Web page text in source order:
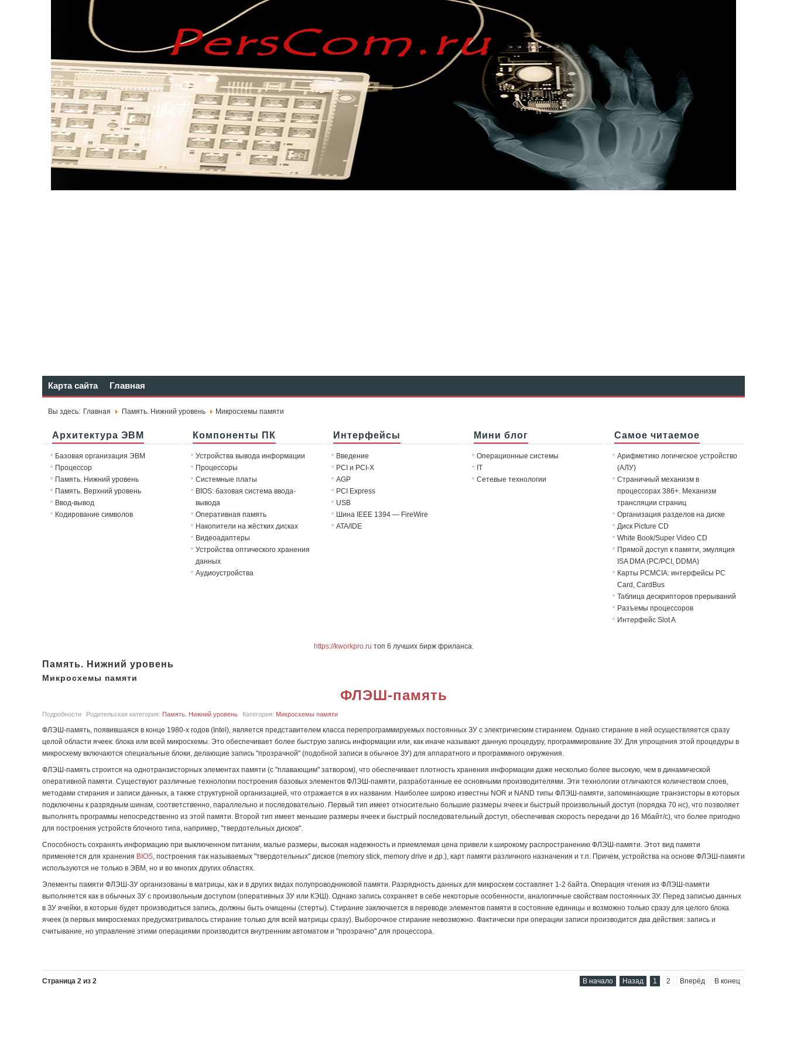
Карта сайта Главная
Вы здесь: Главная Память. Нижний уровень Микросхемы памяти
Архитектура ЭВМ
Базовая организация ЭВМ
Процессор
Память. Нижний уровень
Память. Верхний уровень
Ввод-вывод
Кодирование символов
Компоненты ПК
Устройства вывода информации
Процессоры
Системные платы
BIOS: базовая система ввода-
вывода
Оперативная память
Накопители на жёстких дисках
Видеоадаптеры
Устройства оптического хранения
данных
Аудиоустройства
Интерфейсы
Введение
PCI и PCI-X
AGP
PCI Express
USB
Шина IEEE 1394 — FireWire
ATA/IDE
Мини блог
Операционные системы
IT
Сетевые технологии
Самое читаемое
Арифметико логическое устройство
(АЛУ)
Страничный механизм в
процессорах 386+. Механизм
трансляции страниц
Организация разделов на диске
Диск Picture CD
White Book/Super Video CD
Прямой доступ к памяти, эмуляция
ISA DMA (PC/PCI, DDMA)
Карты PCMCIA: интерфейсы PC
Card, CardBus
Таблица дескрипторов прерываний
Разъемы процессоров
Интерфейс Slot A
https://kworkpro.ru топ 6 лучших бирж фриланса.
Память. Нижний уровень
Микросхемы памяти
ФЛЭШ-память
Подробности Родительская категория: Память. Нижний уровень Категория: Микросхемы памяти
ФЛЭШ-память, появившаяся в конце 1980-х годов (Intel), является представителем класса перепрограммируемых постоянных ЗУ с электрическим стиранием. Однако стирание в ней осуществляется сразу
целой области ячеек: блока или всей микросхемы. Это обеспечивает более быструю запись информации или, как иначе называют данную процедуру, программирование ЗУ. Для упрощения этой процедуры в
микросхему включаются специальные блоки, делающие запись "прозрачной" (подобной записи в обычное ЗУ) для аппаратного и программного окружения.
ФЛЭШ-память строится на однотранзисторных элементах памяти (с "плавающим" затвором), что обеспечивает плотность хранения информации даже несколько более высокую, чем в динамической
оперативной памяти. Существуют различные технологии построения базовых элементов ФЛЭШ-памяти, разработанные ее основными производителями. Эти технологии отличаются количеством слоев,
методами стирания и записи данных, а также структурной организацией, что отражается в их названии. Наиболее широко известны NOR и NAND типы ФЛЭШ-памяти, запоминающие транзисторы в которых
подключены к разрядным шинам, соответственно, параллельно и последовательно. Первый тип имеет относительно большие размеры ячеек и быстрый произвольный доступ (порядка 70 нс), что позволяет
выполнять программы непосредственно из этой памяти. Второй тип имеет меньшие размеры ячеек и быстрый последовательный доступ, обеспечивая скорость передачи до 16 Мбайт/с), что более пригодно
для построения устройств блочного типа, например, "твердотельных дисков".
Способность сохранять информацию при выключенном питании, малые размеры, высокая надежность и приемлемая цена привели к широкому распространению ФЛЭШ-памяти. Этот вид памяти
применяется для хранения BIOS, построения так называемых "твердотельных" дисков (memory stick, memory drive и др.), карт памяти различного назначения и т.п. Причем, устройства на основе ФЛЭШ-памяти
используются не только в ЭВМ, но и во многих других областях.
Элементы памяти ФЛЭШ-ЗУ организованы в матрицы, как и в других видах полупроводниковой памяти. Разрядность данных для микросхем составляет 1-2 байта. Операция чтения из ФЛЭШ-памяти
выполняется как в обычных ЗУ с произвольным доступом (оперативных ЗУ или КЭШ). Однако запись сохраняет в себе некоторые особенности, аналогичные свойствам постоянных ЗУ. Перед записью данных
в ЗУ ячейки, в которые будет производиться запись, должны быть очищены (стерты). Стирание заключается в переводе элементов памяти в состояние единицы и возможно только сразу для целого блока
ячеек (в первых микросхемах предусматривалось стирание только для всей матрицы сразу). Выборочное стирание невозможно. Фактически при операции записи производится два действия: запись и
считывание, но управление этими операциями производится внутренним автоматом и "прозрачно" для процессора.
Страница 2 из 2 В начало Назад 1 2 Вперёд В конец